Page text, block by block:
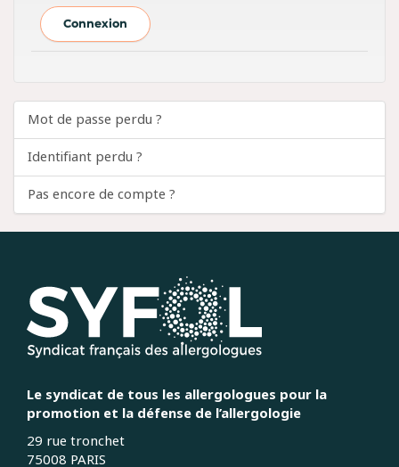
Connexion
Mot de passe perdu ?
Identifiant perdu ?
Pas encore de compte ?
Le syndicat de tous les allergologues pour la
promotion et la défense de l’allergologie
29 rue tronchet
75008 PARIS